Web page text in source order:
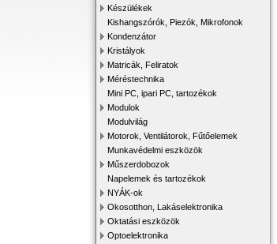
Készülékek
Kishangszórók, Piezók, Mikrofonok
Kondenzátor
Kristályok
Matricák, Feliratok
Méréstechnika
Mini PC, ipari PC, tartozékok
Modulok
Modulvilág
Motorok, Ventilátorok, Fűtőelemek
Munkavédelmi eszközök
Műszerdobozok
Napelemek és tartozékok
NYÁK-ok
Okosotthon, Lakáselektronika
Oktatási eszközök
Optoelektronika